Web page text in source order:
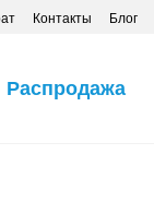
Контакты Блог
Распродажа